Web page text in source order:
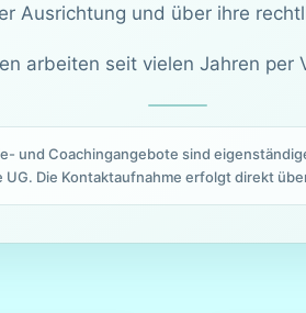
Ausrichtung und über ihre
arbeiten seit vielen Jahren per
und Coachingangebote sind
UG. Die Kontaktaufnahme erfolgt direkt